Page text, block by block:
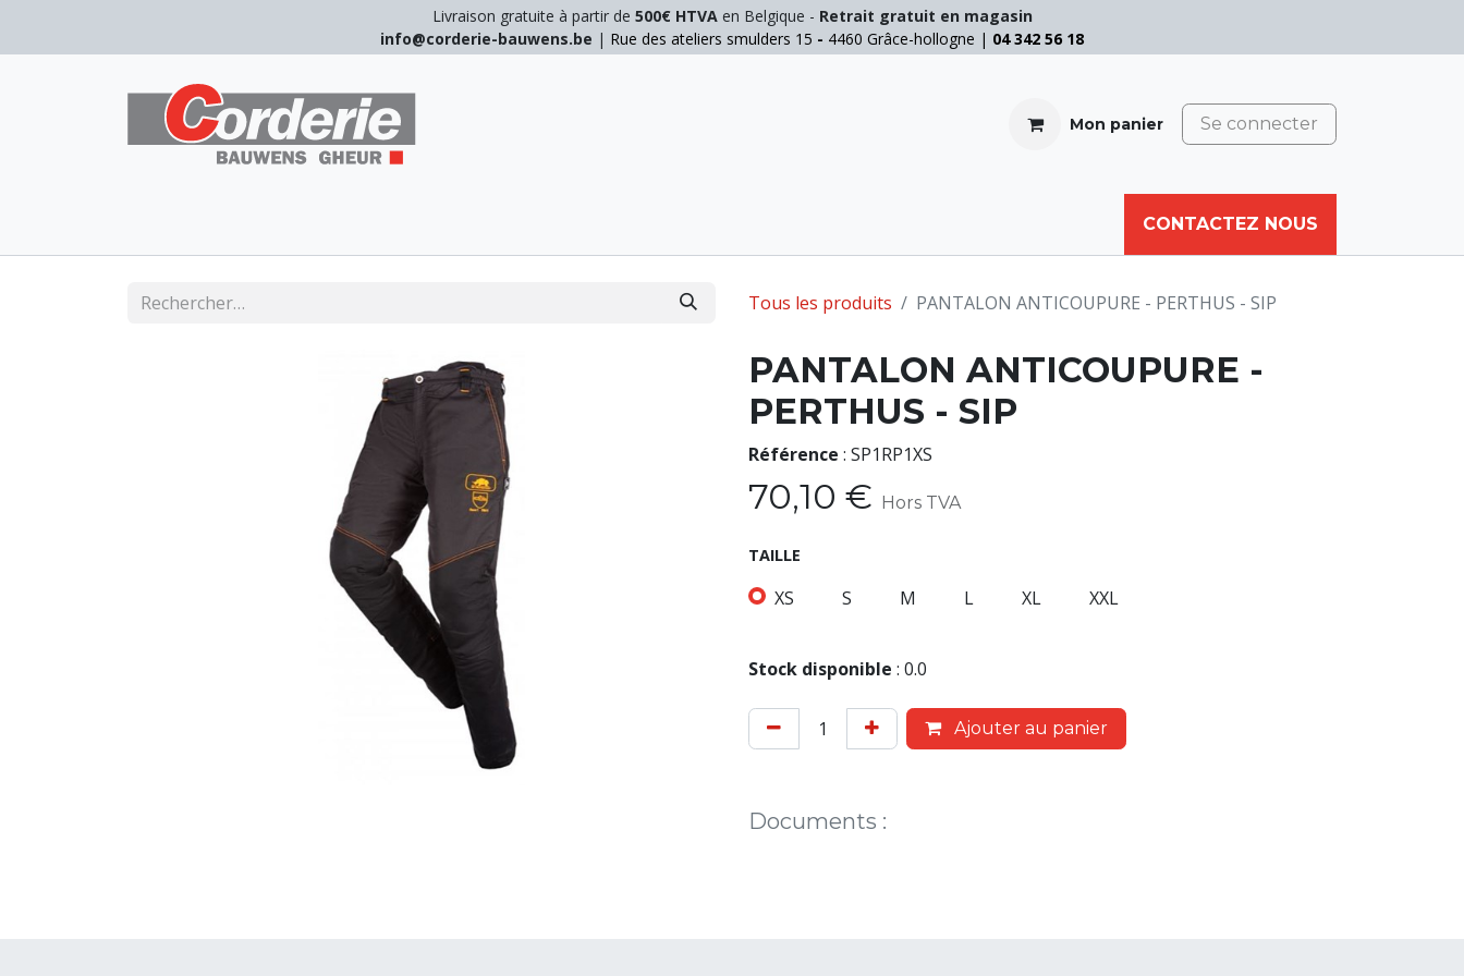
Livraison gratuite à partir de 500€ HTVAen Belgique - Retrait gratuit en magasin
info@corderie-bauwens.be | Rue des ateliers smulders 15 - 4460 Grâce-hollogne | 04 342 56 18
Mon panier Se connecter
CORDE AUTRES
CONTACTEZ NOUS
Tous les produits PANTALON ANTICOUPURE - PERTHUS - SIP
PANTALON ANTICOUPURE -
PERTHUS - SIP
Référence : SP1RP1XS
70,10 € Hors TVA
TAILLE
XS S M L XL XXL
Stock disponible : 0.0
Ajouter au panier
Documents :